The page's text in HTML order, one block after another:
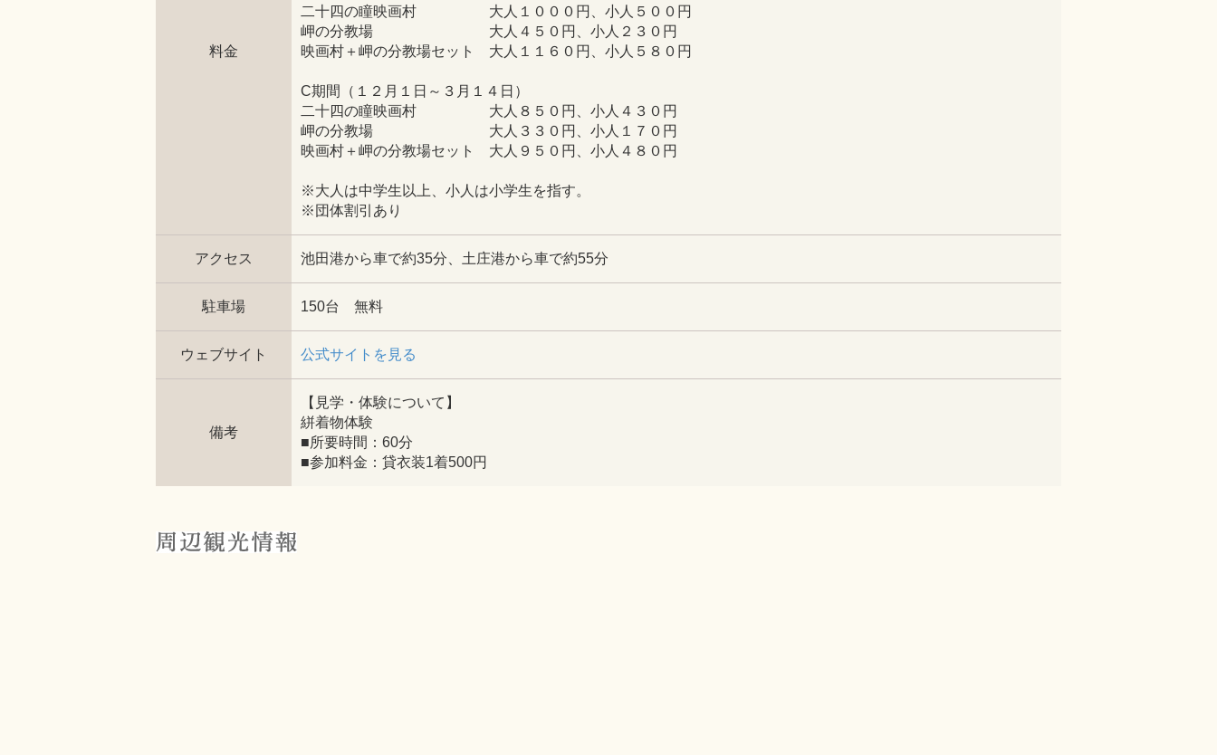
料金
二十四の瞳映画村 大人１０００円、小人５００円
岬の分教場 大人４５０円、小人２３０円
映画村＋岬の分教場セット 大人１１６０円、小人５８０円
C期間（１２月１日～３月１４日）
二十四の瞳映画村 大人８５０円、小人４３０円
岬の分教場 大人３３０円、小人１７０円
映画村＋岬の分教場セット 大人９５０円、小人４８０円
※大人は中学生以上、小人は小学生を指す。
※団体割引あり
アクセス 池田港から車で約35分、土庄港から車で約55分
駐車場 150台 無料
ウェブサイト 公式サイトを見る
備考
【見学・体験について】
絣着物体験
■所要時間：60分
■参加料金：貸衣装1着500円